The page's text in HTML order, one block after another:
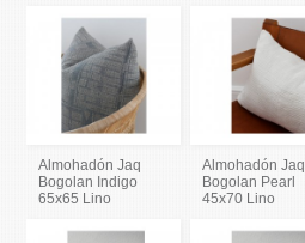
Almohadón Jaq
Bogolan Indigo
65x65 Lino
Almohadón Jaq
Bogolan Pearl
45x70 Lino